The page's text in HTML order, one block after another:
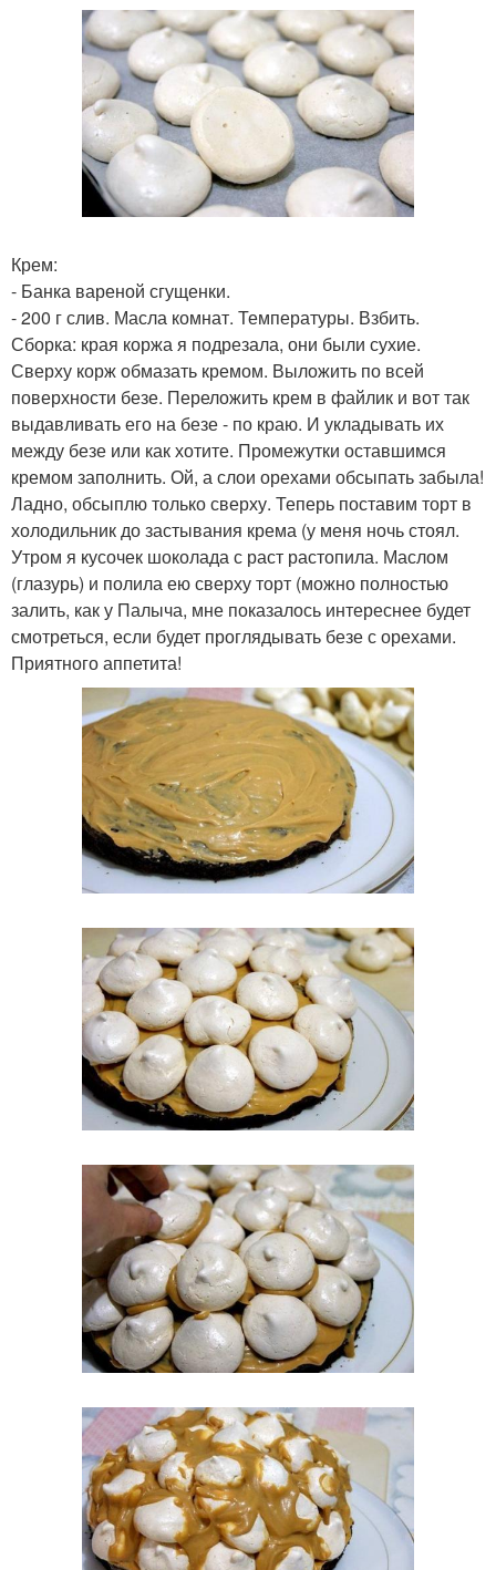
Крем:
- Банка вареной сгущенки.
- 200 г слив. Масла комнат. Температуры. Взбить.
Сборка: края коржа я подрезала, они были сухие.
Сверху корж обмазать кремом. Выложить по всей
поверхности безе. Переложить крем в файлик и вот так
выдавливать его на безе - по краю. И укладывать их
между безе или как хотите. Промежутки оставшимся
кремом заполнить. Ой, а слои орехами обсыпать забыла!
Ладно, обсыплю только сверху. Теперь поставим торт в
холодильник до застывания крема (у меня ночь стоял.
Утром я кусочек шоколада с раст растопила. Маслом
(глазурь) и полила ею сверху торт (можно полностью
залить, как у Палыча, мне показалось интереснее будет
смотреться, если будет проглядывать безе с орехами.
Приятного аппетита!